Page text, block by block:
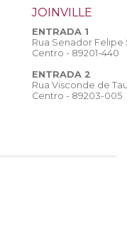
JOINVILLE
ENTRADA 1
Rua Senador
Centro - 89201-440
ENTRADA 2
Rua Visconde de
Centro - 89203-005